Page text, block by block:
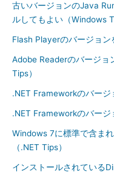
古いバージョンのJava
ルしてもよい（Windows
Flash Playerのバージョン
Adobe Readerのバージョ
Tips）
.NET Frameworkのバージ
.NET Frameworkのバージ
Windows 7に標準で含ま
（.NET Tips）
インストールされている